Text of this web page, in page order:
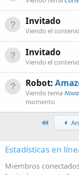
Invitado
Viendo el
Invitado
Viendo el
Robot:
Viendo tema
momento
Primero
Estadísticas en
Miembros